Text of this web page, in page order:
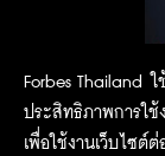
Forbes Thailand
ประสิทธิภาพการใ
เพื่อใช้งานเว็บไซต์ต่